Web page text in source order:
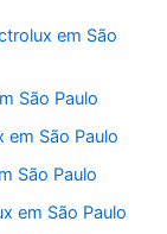
em São
São Paulo
em São Paulo
São Paulo
em São Paulo